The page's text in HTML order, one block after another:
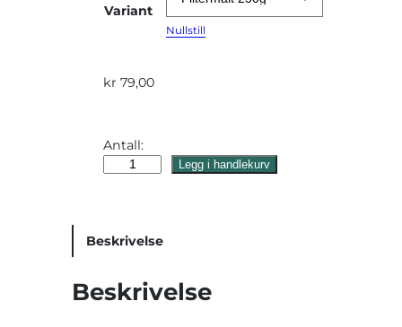
k
,
Variant
Nullstill
kr 79,00
Antall:
a
e
Legg i handlekurv
Beskrivelse
Beskrivelse